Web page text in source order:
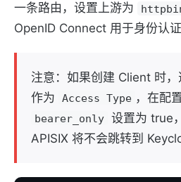
一条路由，设置上游为
OpenID Connect 用于身份认证
注意：如果创建 Client 时，
作为 Access Type ，在配
bearer_only 设置为 true
APISIX 将不会跳转到